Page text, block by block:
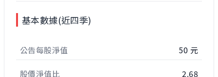
基本數據(近四季)
公告每股淨值 50 元
股價淨值比 2.68